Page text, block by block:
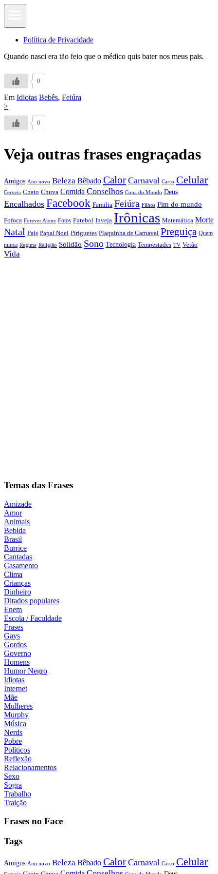
Política de Privacidade
Quando nasci era tão feio que o médico quis bater nos meus pais.
0
Em Idiotas Bebês, Feiúra
>
0
Veja outras frases engraçadas
Amigos Ano novo Beleza Bêbado Calor Carnaval Carro Celular
Cerveja Chato Chuva Comida Conselhos Copa do Mundo Deus
Encalhados Facebook Familia Feiúra Filhos Fim do mundo
Fofoca Forever Alone Fotos Futebol Inveja Irônicas Matemática Morte
Natal Pais Papai Noel Piriguetes Plaquinha de Carnaval Preguiça Quem
nunca Regime Religião Solidão Sono Tecnologia Tempestades TV Verão
Vida
Temas das Frases
Amizade
Amor
Animais
Bebida
Brasil
Burrice
Cantadas
Casamento
Clima
Crianças
Dinheiro
Ditados populares
Enem
Escola / Faculdade
Frases
Gays
Gordos
Governo
Homens
Humor Negro
Idiotas
Internet
Mãe
Mulheres
Murphy
Música
Nerds
Pobre
Políticos
Reflexão
Relacionamentos
Sexo
Sogra
Trabalho
Traição
Frases no Face
Tags
Amigos Ano novo Beleza Bêbado Calor Carnaval Carro Celular